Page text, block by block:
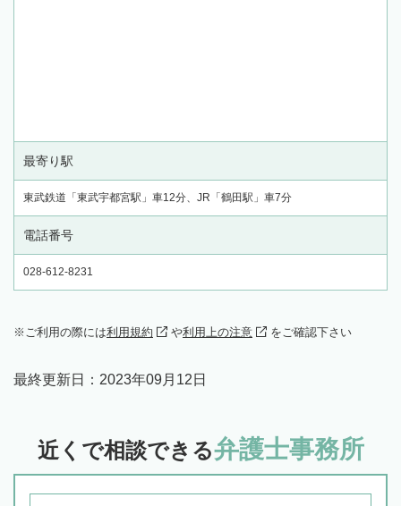
最寄り駅
東武鉄道「東武宇都宮駅」車12分、JR「鶴田駅」車7分
電話番号
028-612-8231
ご利用の際には利用規約 や利用上の注意 をご確認下さい
最終更新日： 2023年09月12日
近くで相談できる弁護士事務所